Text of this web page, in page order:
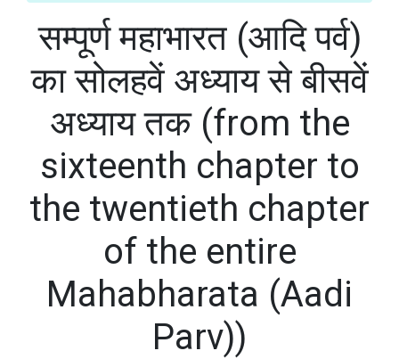
सम्पूर्ण महाभारत (आदि पर्व)
का सोलहवें अध्याय से बीसवें
अध्याय तक (from the
sixteenth chapter to
the twentieth chapter
of the entire
Mahabharata (Aadi
Parv))